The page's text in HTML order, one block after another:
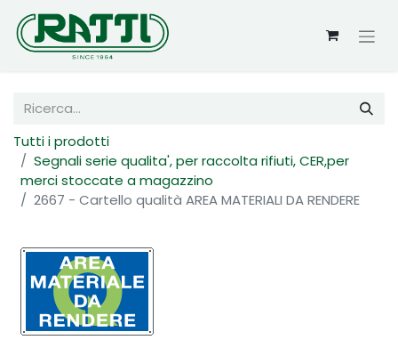
Tutti i prodotti
Segnali serie qualita', per raccolta rifiuti, CER,per
merci stoccate a magazzino
2667 - Cartello qualità AREA MATERIALI DA RENDERE